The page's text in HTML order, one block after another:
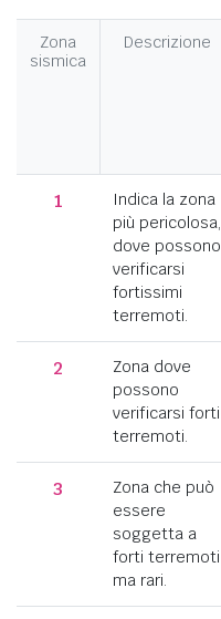
Zona
sismica
Descrizione
1
Indica la zona
più pericolosa,
dove possono
verificarsi
fortissimi
terremoti.
2
Zona dove
possono
verificarsi forti
terremoti.
3
Zona che può
essere
soggetta a
forti terremoti
ma rari.